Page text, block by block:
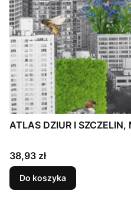
ATLAS DZIUR I
Cena
38,93 zł
Do koszyka